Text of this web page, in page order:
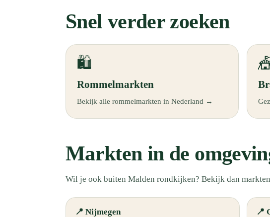
Snel verder zoeken
🛍️
Rommelmarkten
Bekijk alle rommelmarkten in Nederland →
Markten in de
Wil je ook buiten Malden rondkijken? Bekijk dan
📍 Nijmegen 📍